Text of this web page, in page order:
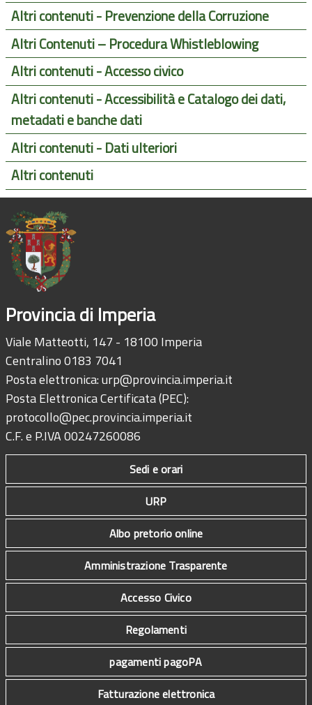
Altri contenuti - Prevenzione della Corruzione
Altri Contenuti – Procedura Whistleblowing
Altri contenuti - Accesso civico
Altri contenuti - Accessibilità e Catalogo dei dati,
metadati e banche dati
Altri contenuti - Dati ulteriori
Altri contenuti
Provincia di Imperia
Viale Matteotti, 147 - 18100 Imperia
Centralino 0183 7041
Posta elettronica:urp@provincia.imperia.it
Posta Elettronica Certificata (PEC):
protocollo@pec.provincia.imperia.it
C.F. e P.IVA 00247260086
Sedi e orari
URP
Albo pretorio online
Amministrazione Trasparente
Accesso Civico
Regolamenti
pagamenti pagoPA
Fatturazione elettronica